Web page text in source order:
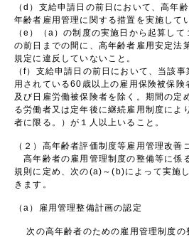
（d）支給申請日の前日において、高年
年齢者雇用管理に関する措置を実施して
（e）（a）の制度の実施日から起算し
の前日までの間に、高年齢者雇用安定法
規定に違反していないこと。
（f）支給申請日の前日において、当該
用されている60歳以上の雇用保険被保険
及び日雇労働被保険者を除く。期間の定
る労働者又は定年後に継続雇用制度によ
者に限る。）が１人以上いること。
（２）高年齢者評価制度等雇用管理改善
高年齢者の雇用管理制度の整備等に係
規則に定め、次の(a)～(b)によって実施
きます。
（a）雇用管理整備計画の認定
次の高年齢者のための雇用管理制度の